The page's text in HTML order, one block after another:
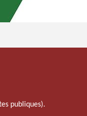
publiques).